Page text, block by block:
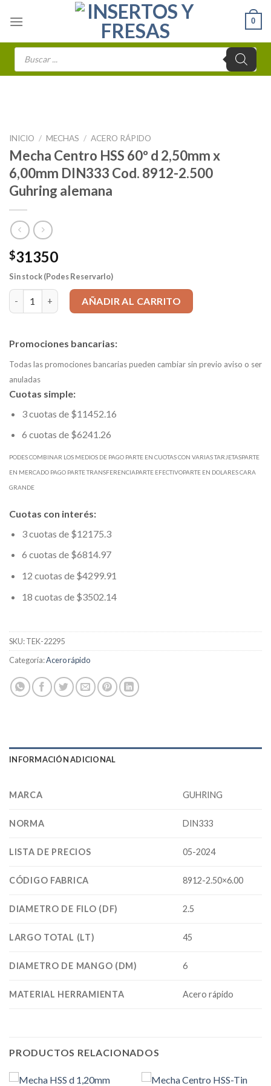
0
Búsqueda
INICIO / MECHAS / ACERO RÁPIDO
Mecha Centro HSS 60º d 2,50mm x
6,00mm DIN333 Cod. 8912-2.500
Guhring alemana
$31350
Sin stock (Podes Reservarlo)
Mecha Centro HSS 60º d 2,50mm x 6,00mm DIN333 Cod. 8912-
AÑADIR AL CARRITO
Promociones bancarias:
Todas las promociones bancarias pueden cambiar sin previo aviso o ser
anuladas
Cuotas simple:
3 cuotas de $11452.16
6 cuotas de $6241.26
PODES COMBINAR LOS MEDIOS DE PAGO PARTE EN CUOTAS CON VARIAS TARJETASPARTE
EN MERCADO PAGO PARTE TRANSFERENCIAPARTE EFECTIVOPARTE EN DOLARES CARA
GRANDE
Cuotas con interés:
3 cuotas de $12175.3
6 cuotas de $6814.97
12 cuotas de $4299.91
18 cuotas de $3502.14
SKU:TEK-22295
Categoría:Acero rápido
INFORMACIÓN ADICIONAL
MARCA GUHRING
NORMA DIN333
LISTA DE PRECIOS 05-2024
CÓDIGO FABRICA 8912-2.50×6.00
DIAMETRO DE FILO (DF) 2.5
LARGO TOTAL (LT) 45
DIAMETRO DE MANGO (DM) 6
MATERIAL HERRAMIENTA Acero rápido
PRODUCTOS RELACIONADOS